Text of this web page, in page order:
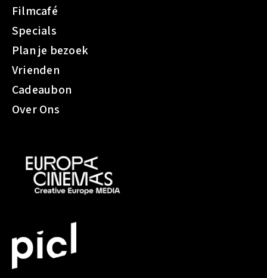
r
j
Filmcafé
Specials
Plan je bezoek
Vrienden
Cadeaubon
Over Ons